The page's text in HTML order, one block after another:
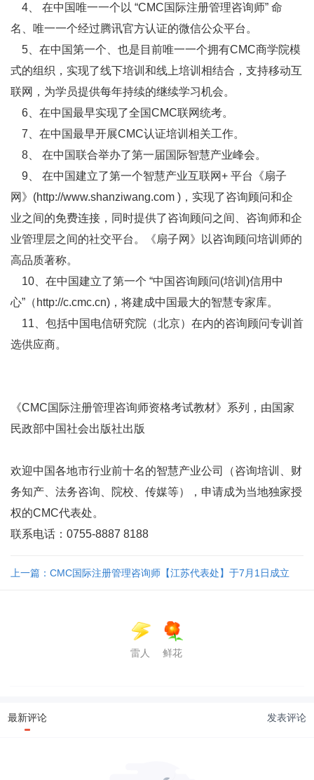
4、 在中国唯一一个以 “CMC国际注册管理咨询师” 命
名、唯一一个经过腾讯官方认证的微信公众平台。
5、在中国第一个、也是目前唯一一个拥有CMC商学院模
式的组织，实现了线下培训和线上培训相结合，支持移动互
联网，为学员提供每年持续的继续学习机会。
6、在中国最早实现了全国CMC联网统考。
7、在中国最早开展CMC认证培训相关工作。
8、 在中国联合举办了第一届国际智慧产业峰会。
9、 在中国建立了第一个智慧产业互联网+ 平台《扇子
网》(http://www.shanziwang.com )，实现了咨询顾问和企
业之间的免费连接，同时提供了咨询顾问之间、咨询师和企
业管理层之间的社交平台。《扇子网》以咨询顾问培训师的
高品质著称。
10、在中国建立了第一个 “中国咨询顾问(培训)信用中
心”（http://c.cmc.cn)，将建成中国最大的智慧专家库。
11、包括中国电信研究院（北京）在内的咨询顾问专训首
选供应商。
《CMC国际注册管理咨询师资格考试教材》系列，由国家
民政部中国社会出版社出版
欢迎中国各地市行业前十名的智慧产业公司（咨询培训、财
务知产、法务咨询、院校、传媒等），申请成为当地独家授
权的CMC代表处。
联系电话：0755-8887 8188
上一篇：CMC国际注册管理咨询师【江苏代表处】于7月1日成立
雷人 鲜花
最新评论 发表评论